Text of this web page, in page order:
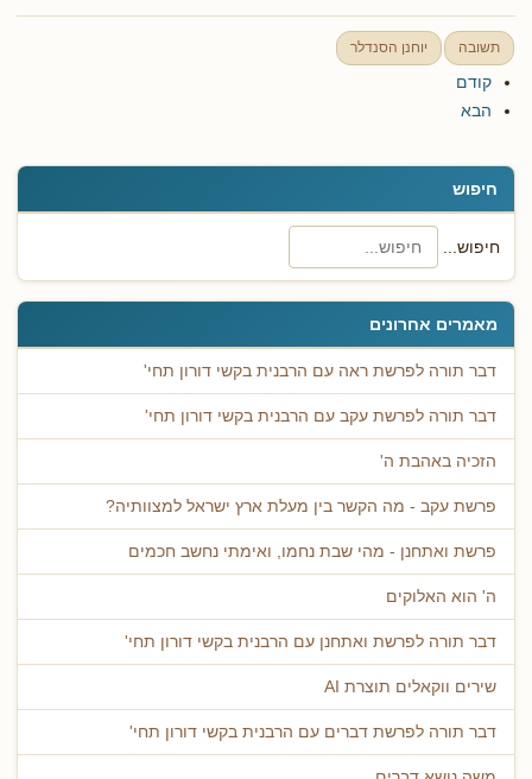
חיפוש
חיפוש...
מאמרים אחרונים
דבר תורה לפרשת ראה עם הרבנית בקשי דורון תחי'
דבר תורה לפרשת עקב עם הרבנית בקשי דורון תחי'
הזכיה באהבת ה'
פרשת עקב - מה הקשר בין מעלת ארץ ישראל למצוותיה?
פרשת ואתחנן - מהי שבת נחמו, ואימתי נחשב חכמים
ה' הוא האלוקים
דבר תורה לפרשת ואתחנן עם הרבנית בקשי דורון תחי'
שירים ווקאלים תוצרת AI
דבר תורה לפרשת דברים עם הרבנית בקשי דורון תחי'
תשובה יוחנן הסנדלר
קודם
הבא